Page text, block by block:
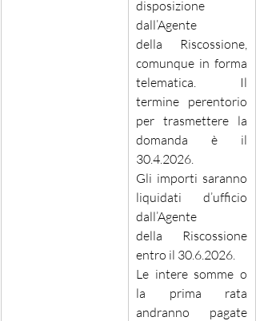
disposizione
dall’Agente
della Riscossione,
comunque in forma
telematica. Il
termine perentorio
per trasmettere la
domanda è il
30.4.2026.
Gli importi saranno
liquidati d’ufficio
dall’Agente
della Riscossione
entro il 30.6.2026.
Le intere somme o
la prima rata
andranno pagate